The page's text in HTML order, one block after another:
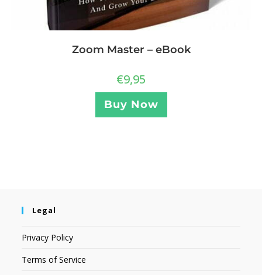
Zoom Master – eBook
€9,95
Buy Now
Legal
Privacy Policy
Terms of Service